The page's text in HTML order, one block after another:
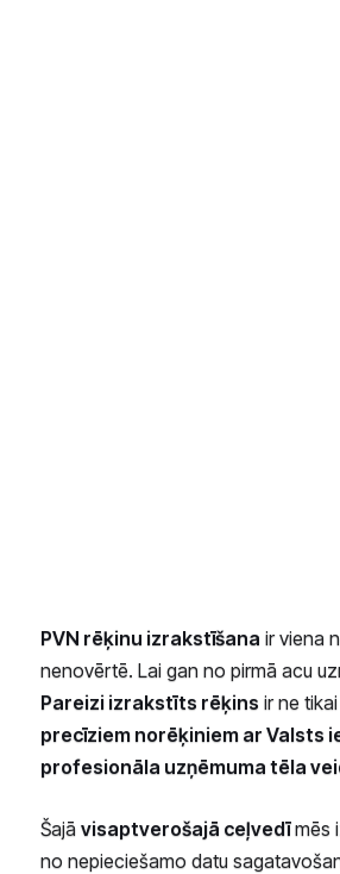
PVN rēķinu izrakstīšana ir viena
nenovērtē. Lai gan no pirmā acu
Pareizi izrakstīts rēķins ir ne
precīziem norēķiniem ar Valsts
profesionāla uzņēmuma tēla
Šajā visaptverošajā ceļvedīmēs
no nepieciešamo datu